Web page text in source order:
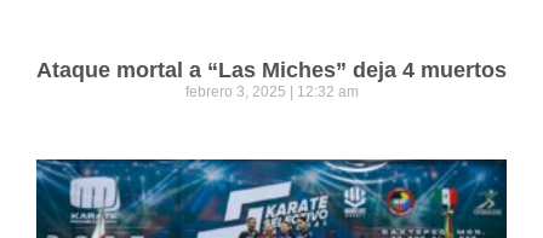
Ataque mortal a “Las Miches” deja 4 muertos
febrero 3, 2025 12:32 am